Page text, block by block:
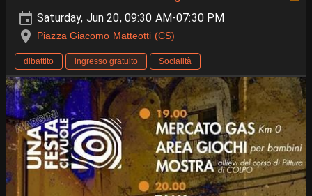
Saturday, Jun 20, 09:30 AM-07:30 PM
Piazza Giacomo Matteotti (CS)
dibattito ingresso gratuito Socialità